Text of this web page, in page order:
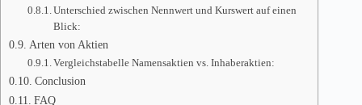
Unterschied zwischen Nennwert und Kurswert auf einen
Blick:
Arten von Aktien
Vergleichstabelle Namensaktien vs. Inhaberaktien:
Conclusion
FAQ